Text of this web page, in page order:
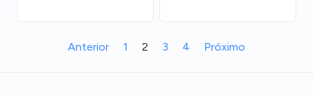
Anterior 1 2 3 4 Próximo